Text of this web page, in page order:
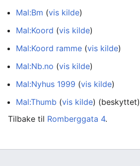
Mal:Bm (vis kilde)
Mal:Koord (vis kilde)
Mal:Koord ramme (vis kilde)
Mal:Nb.no (vis kilde)
Mal:Nyhus 1999 (vis kilde)
Mal:Thumb (vis kilde) (beskyttet)
Tilbake til Romberggata 4.